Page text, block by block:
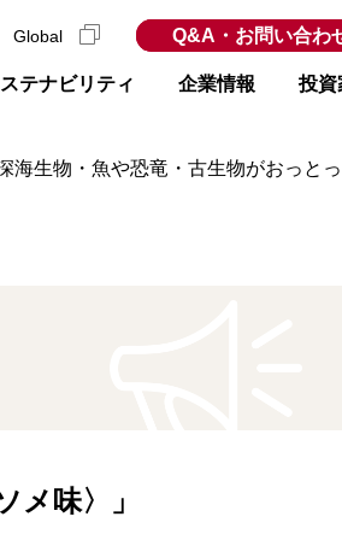
テナビリティ 企業情報 投資
Global Q&A・お問い合わ
海生物・魚や恐竜・古生物がおっと
味〉」